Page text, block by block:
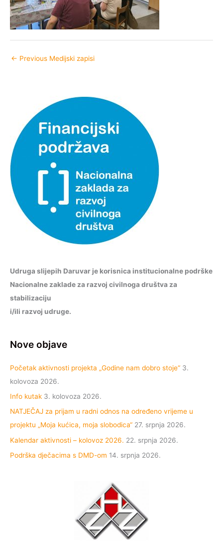
← Previous Medijski zapisi
Udruga slijepih Daruvar je korisnica institucionalne podrške
Nacionalne zaklade za razvoj civilnoga društva za
stabilizaciju
i/ili razvoj udruge.
Nove objave
Početak aktivnosti projekta „Godine nam dobro stoje“ 3.
kolovoza 2026.
Info kutak 3. kolovoza 2026.
NATJEČAJ za prijam u radni odnos na određeno vrijeme u
projektu „Moja kućica, moja slobodica“ 27. srpnja 2026.
Kalendar aktivnosti – kolovoz 2026. 22. srpnja 2026.
Podrška dječacima s DMD-om 14. srpnja 2026.